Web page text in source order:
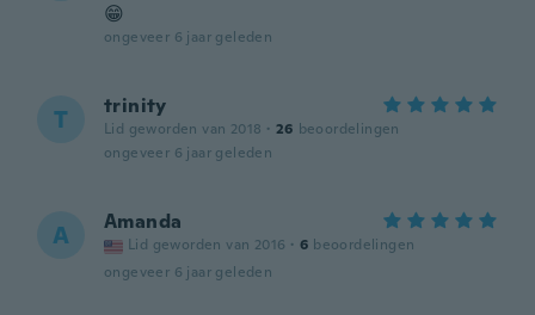
😁
ongeveer 6 jaar geleden
T trinity
Lid geworden van 2018 · 26 beoordelingen
ongeveer 6 jaar geleden
A Amanda
Lid geworden van 2016 · 6 beoordelingen
ongeveer 6 jaar geleden